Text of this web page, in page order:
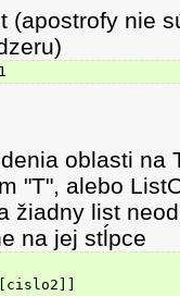
(apostrofy nie
oblasti na
"T", alebo
žiadny list
na jej stĺpce